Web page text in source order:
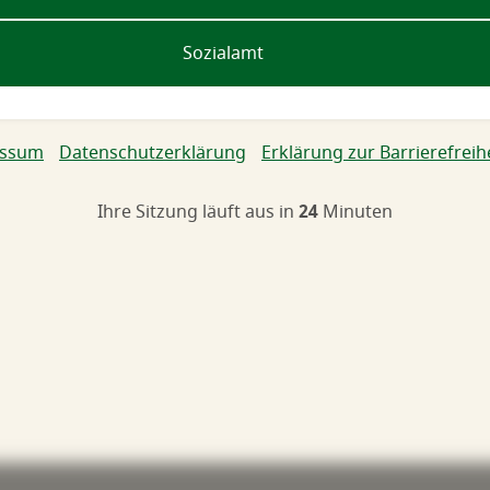
Sozialamt
Erklärung zur Barrierefreiheit
Datenschutzerklärung
Erklärung zur
Ihre Sitzung läuft aus in 24 Minuten